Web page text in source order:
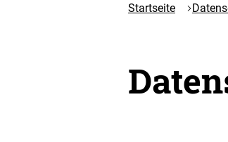
Umwelt
Startseite
Startseite